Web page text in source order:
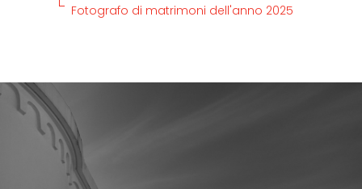
Fotografo di matrimoni dell'anno 2025